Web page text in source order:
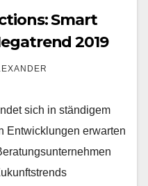
Smart
2019
sich in ständigem
Entwicklungen erwarten